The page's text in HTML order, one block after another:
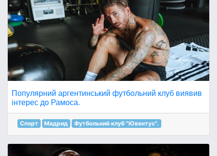
Популярний аргентинський футбольний клуб виявив
інтерес до Рамоса.
Спорт Мадрид Футбольний клуб "Ювентус".